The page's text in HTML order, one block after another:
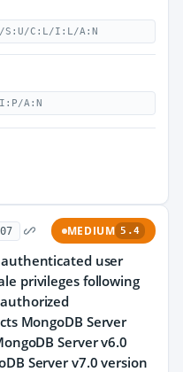
S:U/C:L/I:L/A:N
I:P/A:N
MEDIUM 5.4
user
privileges following
MongoDB Server
Server v6.0
Server v7.0 version